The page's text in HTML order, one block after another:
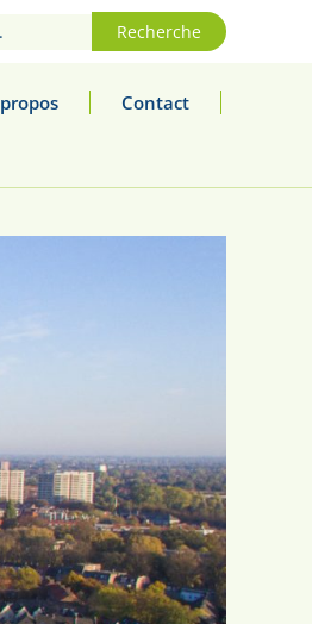
Recherche
Contact